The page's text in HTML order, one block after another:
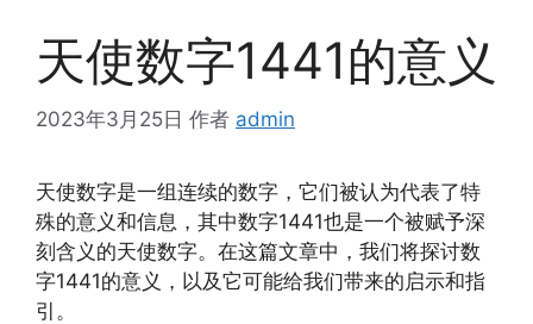
天使数字1441的意义
2023年3月25日 作者 admin
天使数字是一组连续的数字，它们被认为代表了特
殊的意义和信息，其中数字1441也是一个被赋予深
刻含义的天使数字。在这篇文章中，我们将探讨数
字1441的意义，以及它可能给我们带来的启示和指
引。